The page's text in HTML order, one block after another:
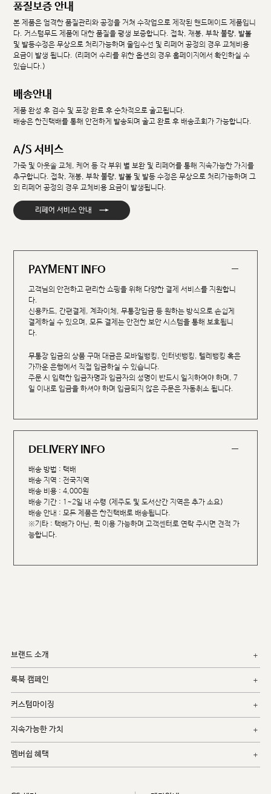
품질보증 안내
본 제품은 엄격한 품질관리와 공정을 거쳐 수작업으로 제작된 핸드메이드 제품입니
다. 커스텀무드 제품에 대한 품질을 평생 보증합니다. 접착, 재봉, 부착 불량, 발볼
및 발등수정은 무상으로 처리가능하며 줄임수선 및 리페어 공정의 경우 교체비용
요금이 발생 됩니다. (리페어 수리를 위한 옵션의 경우 홈페이지에서 확인하실 수
있습니다.)
배송안내
제품 완성 후 검수 및 포장 완료 후 순차적으로 출고됩니다.
배송은 한진택배를 통해 안전하게 발송되며 출고 완료 후 배송조회가 가능합니다.
A/S 서비스
가죽 및 아웃솔 교체, 케어 등 각 부위 별 보완 및 리페어를 통해 지속가능한 가치를
추구합니다. 접착, 재봉, 부착 불량, 발볼 및 발등 수정은 무상으로 처리가능하며 그
외 리페어 공정의 경우 교체비용 요금이 발생됩니다.
리페어 서비스 안내 →
PAYMENT INFO
고객님의 안전하고 편리한 쇼핑을 위해 다양한 결제 서비스를 지원합니
다.
신용카드, 간편결제, 계좌이체, 무통장입금 등 원하는 방식으로 손쉽게
결제하실 수 있으며, 모든 결제는 안전한 보안 시스템을 통해 보호됩니
다.
무통장 입금의 상품 구매 대금은 모바일뱅킹, 인터넷뱅킹, 텔레뱅킹 혹은
가까운 은행에서 직접 입금하실 수 있습니다.
주문 시 입력한 입금자명과 입금자의 성명이 반드시 일치하여야 하며, 7
일 이내로 입금을 하셔야 하며 입금되지 않은 주문은 자동취소 됩니다.
DELIVERY INFO
배송 방법 : 택배
배송 지역 : 전국지역
배송 비용 : 4,000원
배송 기간 : 1~2일 내 수령 (제주도 및 도서산간 지역은 추가 소요)
배송 안내 : 모든 제품은 한진택배로 배송됩니다.
※기타 : 택배가 아닌, 퀵 이용 가능하며 고객센터로 연락 주시면 견적 가
능합니다.
브랜드 소개
룩북 캠페인
커스텀마이징
지속가능한 가치
멤버쉽 혜택